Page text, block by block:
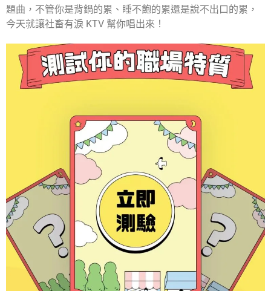
題曲，不管你是背鍋的累、睡不飽的累還是說不出口的累，
今天就讓社畜有淚 KTV 幫你唱出來！